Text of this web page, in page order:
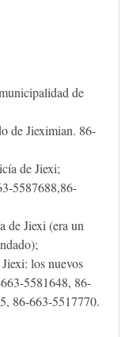
de
de Jieximian. 86-
de Jiexi;
5587688,86-
de Jiexi (era un
los nuevos
5581648, 86-
86-663-5517770.